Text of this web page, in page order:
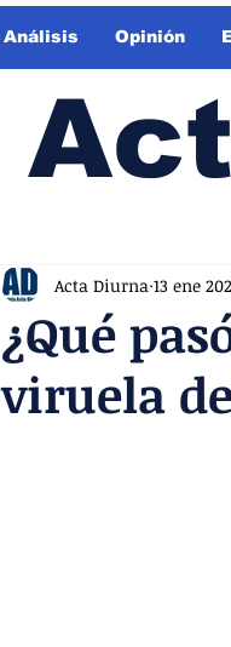
Análisis Opinión
¿Qué
viruela
Acta Diurna 13 ene